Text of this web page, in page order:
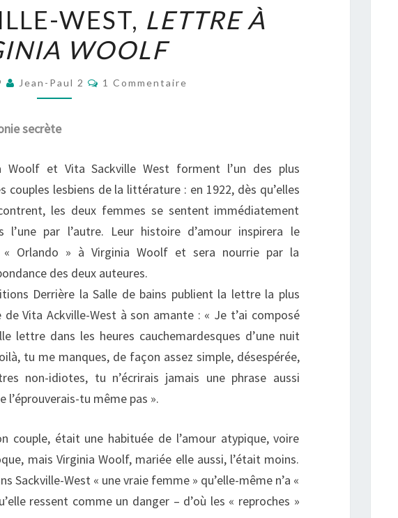
SACKVILLE-
WEST,
LETTRE
À
WOOLF
WEST, LETTRE À
WOOLF
Jean-Paul 2 Commentaires
1 Commentaire
secrète
Woolf et Vita Sackville West forment l’un des plus
couples lesbiens de la littérature : en 1922, dès qu’elles
les deux femmes se sentent immédiatement
l’une par l’autre. Leur histoire d’amour inspirera le
« Orlando » à Virginia Woolf et sera nourrie par la
des deux auteures.
Derrière la Salle de bains publient la lettre la plus
de Vita Ackville-West à son amante : « Je t’ai composé
lettre dans les heures cauchemardesques d’une nuit
tu me manques, de façon assez simple, désespérée,
non-idiotes, tu n’écrirais jamais une phrase aussi
tu même pas ».
couple, était une habituée de l’amour atypique, voire
mais Virginia Woolf, mariée elle aussi, l’était moins.
Sackville-West « une vraie femme » qu’elle-même n’a «
ressent comme un danger – d’où les « reproches »